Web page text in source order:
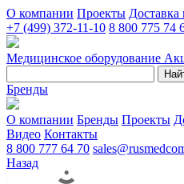
О компании Проекты Доставка
+7 (499) 372-11-10 8 800 775 74
Медицинское оборудование
Бренды
О компании Бренды Проекты
Видео Контакты
8 800 777 64 70
Назад